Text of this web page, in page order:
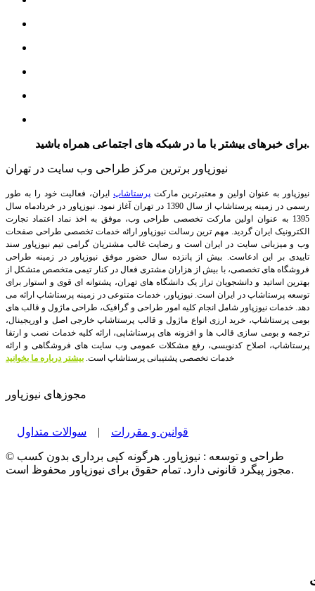
برای خبرهای بیشتر با ما در شبکه های اجتماعی همراه باشید.
نیوزپاور برترین مرکز طراحی وب سایت در تهران
نیوزپاور به عنوان اولین و معتبرترین مارکت پرستاشاپ ایران، فعالیت خود را به طور
رسمی در زمینه پرستاشاپ از سال 1390 در تهران آغاز نمود. نیوزپاور در خردادماه سال
1395 به عنوان اولین مارکت تخصصی طراحی وب، موفق به اخذ نماد اعتماد تجارت
الکترونیک ایران گردید. مهم ترین رسالت نیوزپاور ارائه خدمات تخصصی طراحی صفحات
وب و میزبانی سایت در ایران است و رضایت غالب مشتریان گرامی تیم نیوزپاور سند
تاییدی بر این ادعاست. بیش از پانزده سال حضور موفق نیوزپاور در زمینه طراحی
فروشگاه های تخصصی، با بیش از هزاران مشتری فعال در کنار تیمی متخصص متشکل از
بهترین اساتید و دانشجویان تراز یک دانشگاه های تهران، پشتوانه ای قوی و استوار برای
توسعه پرستاشاپ در ایران است.نیوزپاور، خدمات متنوعی در زمینه پرستاشاپ ارائه می
دهد. خدمات نیوزپاور شامل انجام کلیه امور طراحی و گرافیک، طراحی ماژول و قالب های
بومی پرستاشاپ، خرید ارزی انواع ماژول و قالب پرستاشاپ خارجی اصل و اوریجینال،
ترجمه و بومی سازی قالب ها و افزونه های پرستاشاپی، ارائه کلیه خدمات نصب و ارتقا
پرستاشاپ، اصلاح کدنویسی، رفع مشکلات عمومی وب سایت های فروشگاهی و ارائه
خدمات تخصصی پشتیبانی پرستاشاپ است. بیشتر درباره ما بخوانید
مجوزهای نیوزپاور
قوانین و مقررات | سوالات متداول
© طراحی و توسعه : نیوزپاور. هرگونه کپی برداری بدون کسب
مجوز پیگرد قانونی دارد. تمام حقوق برای نیوزپاور محفوظ است.